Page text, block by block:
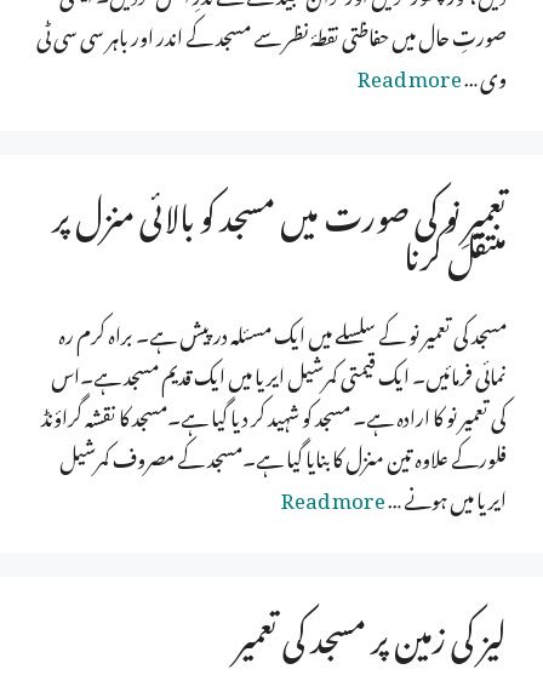
صورتِ حال میں حفاظتی نقطۂ نظر سے مسجد کے اندر اور باہر سی سی ٹی
وی …Read more
تعمیرِ نو کی صورت میں مسجد کو بالائی منزل پر
منتقل کرنا
مسجد کی تعمیر نو کے سلسلے میں ایک مسئلہ درپیش ہے۔ براہ کرم رہ
نمائی فرمائیں۔ ایک قیمتی کمرشیل ایریا میں ایک قدیم مسجد ہے۔اس
کی تعمیر نو کا ارادہ ہے۔ مسجد کو شہید کر دیا گیا ہے۔مسجد کا نقشہ گراؤنڈ
فلورکے علاوہ تین منزل کا بنایا گیا ہے۔مسجد کے مصروف کمرشیل
ایریا میں ہونے …Read more
لیز کی زمین پر مسجد کی تعمیر